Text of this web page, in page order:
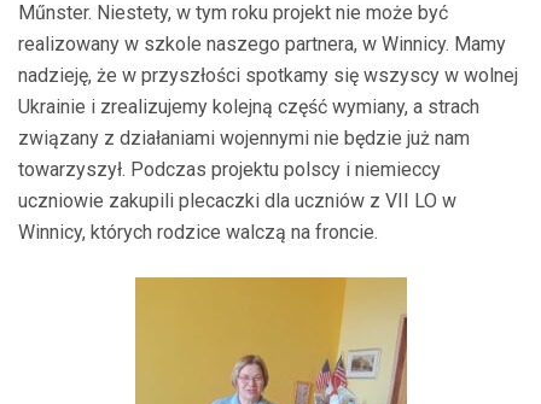
Műnster. Niestety, w tym roku projekt nie może być
realizowany w szkole naszego partnera, w Winnicy. Mamy
nadzieję, że w przyszłości spotkamy się wszyscy w wolnej
Ukrainie i zrealizujemy kolejną część wymiany, a strach
związany z działaniami wojennymi nie będzie już nam
towarzyszył. Podczas projektu polscy i niemieccy
uczniowie zakupili plecaczki dla uczniów z VII LO w
Winnicy, których rodzice walczą na froncie.